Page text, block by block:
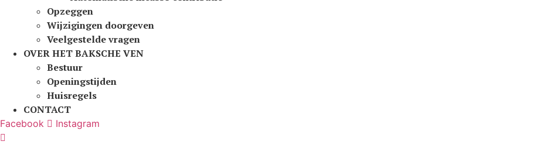
Opzeggen
Wijzigingen doorgeven
Veelgestelde vragen
OVER HET BAKSCHE VEN
Bestuur
Openingstijden
Huisregels
CONTACT
Facebook Instagram